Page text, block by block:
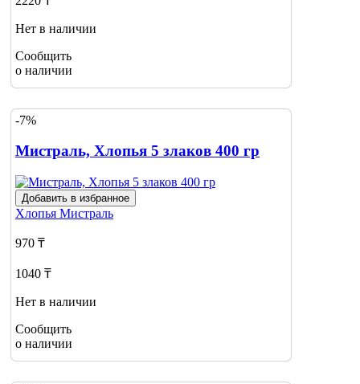
Нет в наличии
Сообщить
о наличии
-7%
Мистраль, Хлопья 5 злаков 400 гр
Добавить в избранное
Хлопья Мистраль
970 ₸
1040 ₸
Нет в наличии
Сообщить
о наличии